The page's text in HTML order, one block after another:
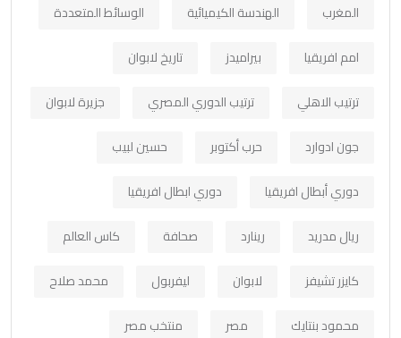
المغرب
الهندسة الكيميائية
الوسائط المتعددة
امم افريقيا
بيراميدز
تاريخ لابوان
ترتيب الاهلي
ترتيب الدوري المصري
جزيرة لابوان
جون ادوارد
حرب أكتوبر
حسين لبيب
دوري أبطال افريقيا
دوري ابطال افريقيا
ريال مدريد
رينارد صحافة
كاس العالم
كايزر تشيفز
لابوان ليفربول
محمد صلاح
محمود بنتايك
مصر
منتخب مصر